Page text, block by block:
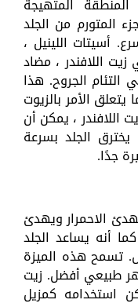
المتورم من الجلد
أسيتات اللينيل ،
اللافندر ، مضاد
التئام الجروح. هذا
الأمر بالزيوت
اللافندر ، يمكن أن
يخترق الجلد بسرعة
جدًا.
الاحمرار ويهدئ
أنه يساعد الجلد
تسمح هذه الميزة
طبيعي أفضل. زيت
استخدامه كمزيل